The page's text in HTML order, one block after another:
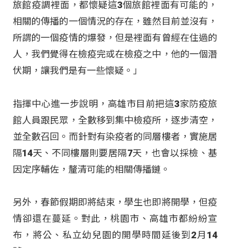
旅館疫調裡面，都懷疑這3個旅館裡面有可能的，
相關的傳播的一個情況的存在，雖然目前並沒有，
所謂的一個疫情的爆發，但是裡面有曾經在住過的
人，我們覺得在檢疫完或在檢疫之中，他的一個潛
伏期，讓我們是有一些懷疑。」
指揮中心進一步說明，高雄市目前把這3家防疫旅
館人員跟民眾，全數移到集中檢疫所，逐步清空，
並全數召回。而針對有染疫者的同層樓者，實施居
隔14天、不同樓層則要居隔7天，也會以採檢、基
因定序輔佐，釐清可能的相關傳播鏈。
另外，春節假期即將結束，學生也即將開學，但疫
情卻還在蔓延。對此，桃園市、高雄市都紛紛宣
布，將公、私立幼兒園的開學時間延後到2月14